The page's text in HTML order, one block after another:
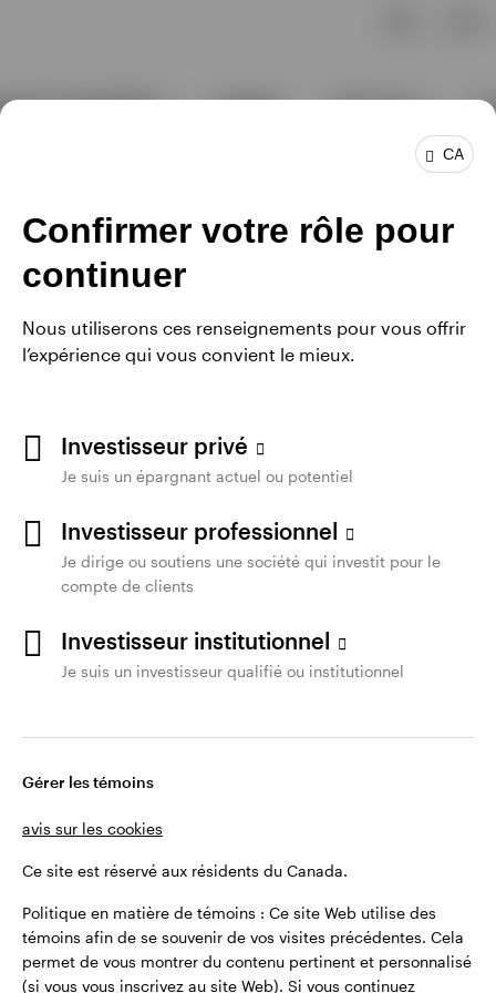
CA
Confirmer votre rôle pour
continuer
Nous utiliserons ces renseignements pour vous offrir
l’expérience qui vous convient le mieux.
Investisseur privé
Je suis un épargnant actuel ou potentiel
Investisseur professionnel
Je dirige ou soutiens une société qui investit pour le
compte de clients
Investisseur institutionnel
Je suis un investisseur qualifié ou institutionnel
Gérer les témoins
avis sur les cookies
Ce site est réservé aux résidents du Canada.
Politique en matière de témoins : Ce site Web utilise des
témoins afin de se souvenir de vos visites précédentes. Cela
permet de vous montrer du contenu pertinent et personnalisé
(si vous vous inscrivez au site Web). Si vous continuez